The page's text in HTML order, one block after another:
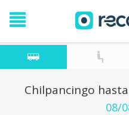
Chilpancingo
08/